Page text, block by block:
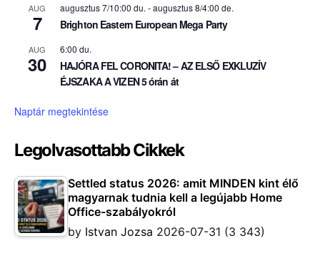
AUG
7
augusztus 7/10:00 du. -augusztus 8/4:00 de.
Brighton Eastern European Mega Party
AUG
30
6:00 du.
HAJÓRA FEL CORONITA! – AZ ELSŐ EXKLUZÍV
ÉJSZAKA A VIZEN 5 órán át
Naptár megtekintése
Legolvasottabb Cikkek
Settled status 2026: amit MINDEN kint élő
magyarnak tudnia kell a legújabb Home
Office-szabályokról
by Istvan Jozsa 2026-07-31 (3 343)